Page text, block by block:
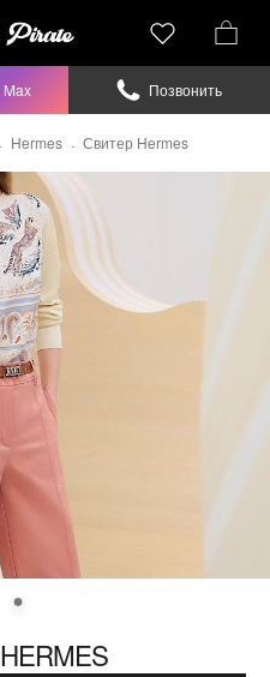
Hermes Свитер Hermes
HERMES
Max Позвонить